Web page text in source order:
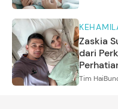
Zaskia
dari
Tim